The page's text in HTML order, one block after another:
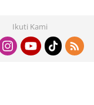
Ikuti Kami